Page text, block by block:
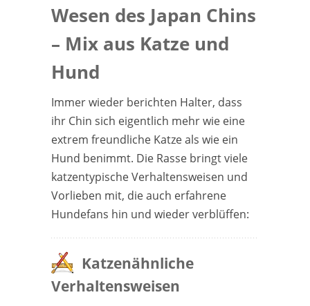
Wesen des Japan Chins
– Mix aus Katze und
Hund
Immer wieder berichten Halter, dass
ihr Chin sich eigentlich mehr wie eine
extrem freundliche Katze als wie ein
Hund benimmt. Die Rasse bringt viele
katzentypische Verhaltensweisen und
Vorlieben mit, die auch erfahrene
Hundefans hin und wieder verblüffen:
Katzenähnliche
Verhaltensweisen